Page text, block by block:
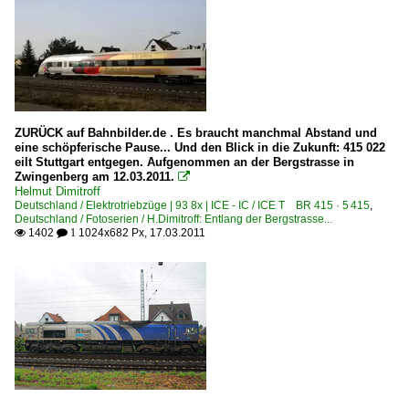
ZURÜCK auf Bahnbilder.de . Es braucht manchmal Abstand und
eine schöpferische Pause... Und den Blick in die Zukunft: 415 022
eilt Stuttgart entgegen. Aufgenommen an der Bergstrasse in
Zwingenberg am 12.03.2011. 
Helmut Dimitroff
Deutschland / Elektrotriebzüge | 93 8x | ICE - IC / ICE T BR 415 · 5 415,
Deutschland / Fotoserien / H.Dimitroff: Entlang der Bergstrasse...
 1402  1 1024x682 Px, 17.03.2011